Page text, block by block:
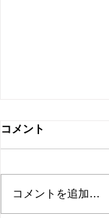
コメント
コメントを追加…